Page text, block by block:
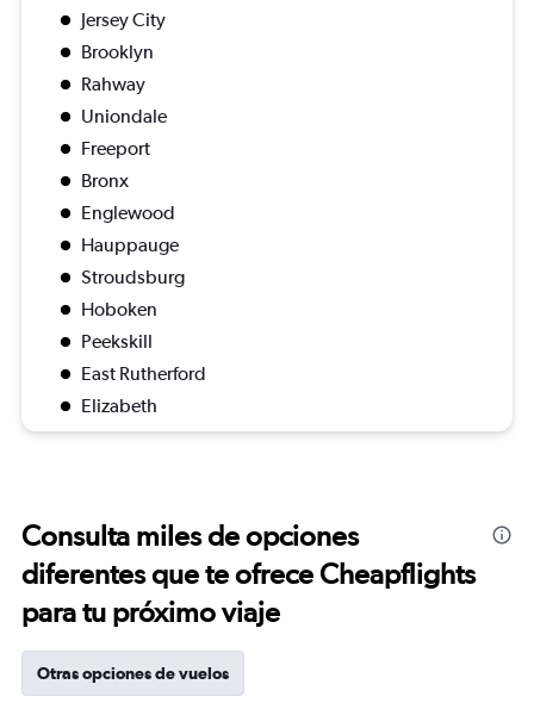
Jersey City
Brooklyn
Rahway
Uniondale
Freeport
Bronx
Englewood
Hauppauge
Stroudsburg
Hoboken
Peekskill
East Rutherford
Elizabeth
Consulta miles de opciones
diferentes que te ofrece Cheapflights
para tu próximo viaje
Otras opciones de vuelos